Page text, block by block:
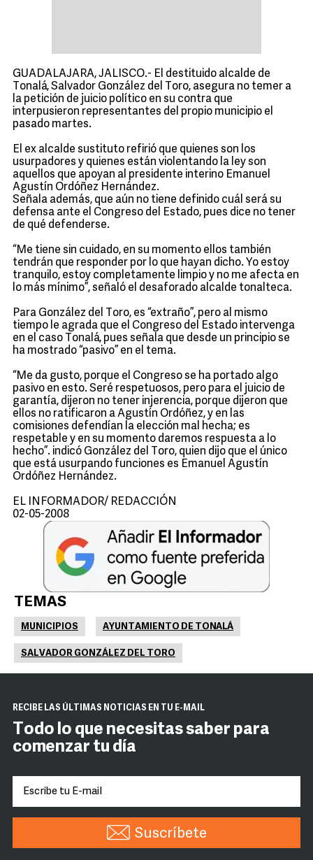
GUADALAJARA, JALISCO.- El destituido alcalde de
Tonalá, Salvador González del Toro, asegura no temer a
la petición de juicio político en su contra que
interpusieron representantes del propio municipio el
pasado martes.
El ex alcalde sustituto refirió que quienes son los
usurpadores y quienes están violentando la ley son
aquellos que apoyan al presidente interino Emanuel
Agustín Ordóñez Hernández.
Señala además, que aún no tiene definido cuál será su
defensa ante el Congreso del Estado, pues dice no tener
de qué defenderse.
“Me tiene sin cuidado, en su momento ellos también
tendrán que responder por lo que hayan dicho. Yo estoy
tranquilo, estoy completamente limpio y no me afecta en
lo más mínimo”, señaló el desaforado alcalde tonalteca.
Para González del Toro, es “extraño”, pero al mismo
tiempo le agrada que el Congreso del Estado intervenga
en el caso Tonalá, pues señala que desde un principio se
ha mostrado “pasivo” en el tema.
“Me da gusto, porque el Congreso se ha portado algo
pasivo en esto. Seré respetuosos, pero para el juicio de
garantía, dijeron no tener injerencia, porque dijeron que
ellos no ratificaron a Agustín Ordóñez, y en las
comisiones defendían la elección mal hecha; es
respetable y en su momento daremos respuesta a lo
hecho”. indicó González del Toro, quien dijo que el único
que está usurpando funciones es Emanuel Agustín
Ordóñez Hernández.
EL INFORMADOR/ REDACCIÓN
02-05-2008
TEMAS
MUNICIPIOS AYUNTAMIENTO DE TONALÁ
SALVADOR GONZÁLEZ DEL TORO
RECIBE LAS ÚLTIMAS NOTICIAS EN TU E-MAIL
Todo lo que necesitas saber para
comenzar tu día
Suscríbete